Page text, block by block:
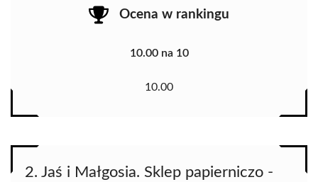
Ocena w rankingu
10.00 na 10
10.00
2. Jaś i Małgosia. Sklep papierniczo -